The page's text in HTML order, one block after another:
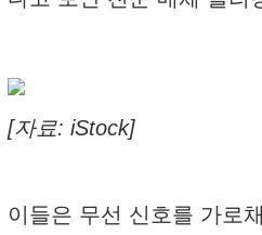
[자료: iStock]
이들은 무선 신호를 가로